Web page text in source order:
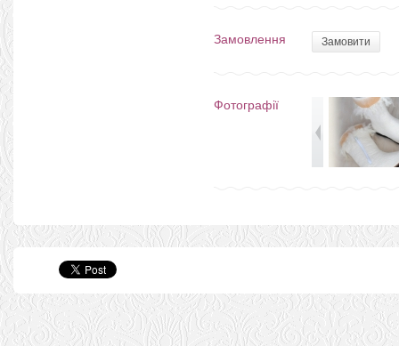
Замовлення Замовити
Фотографії